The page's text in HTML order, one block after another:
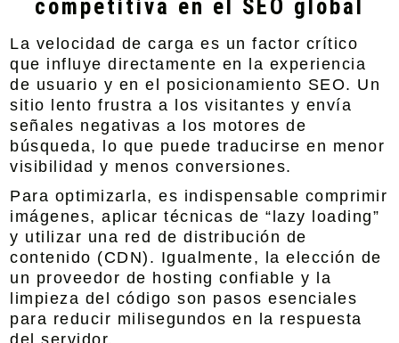
competitiva en el SEO global
La velocidad de carga es un factor crítico
que influye directamente en la experiencia
de usuario y en el posicionamiento SEO. Un
sitio lento frustra a los visitantes y envía
señales negativas a los motores de
búsqueda, lo que puede traducirse en menor
visibilidad y menos conversiones.
Para optimizarla, es indispensable comprimir
imágenes, aplicar técnicas de “lazy loading”
y utilizar una red de distribución de
contenido (CDN). Igualmente, la elección de
un proveedor de hosting confiable y la
limpieza del código son pasos esenciales
para reducir milisegundos en la respuesta